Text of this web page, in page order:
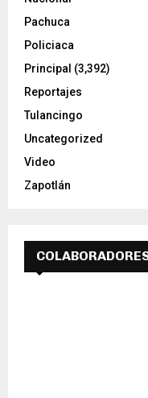
Pachuca
Policiaca
Principal (3,392)
Reportajes
Tulancingo
Uncategorized
Video
Zapotlán